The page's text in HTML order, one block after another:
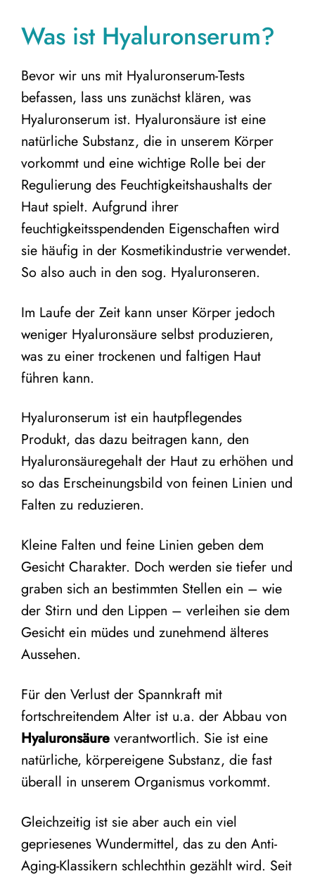
Was ist Hyaluronserum?
Bevor wir uns mit Hyaluronserum-Tests
befassen, lass uns zunächst klären, was
Hyaluronserum ist. Hyaluronsäure ist eine
natürliche Substanz, die in unserem Körper
vorkommt und eine wichtige Rolle bei der
Regulierung des Feuchtigkeitshaushalts der
Haut spielt. Aufgrund ihrer
feuchtigkeitsspendenden Eigenschaften wird
sie häufig in der Kosmetikindustrie verwendet.
So also auch in den sog. Hyaluronseren.
Im Laufe der Zeit kann unser Körper jedoch
weniger Hyaluronsäure selbst produzieren,
was zu einer trockenen und faltigen Haut
führen kann.
Hyaluronserum ist ein hautpflegendes
Produkt, das dazu beitragen kann, den
Hyaluronsäuregehalt der Haut zu erhöhen und
so das Erscheinungsbild von feinen Linien und
Falten zu reduzieren.
Kleine Falten und feine Linien geben dem
Gesicht Charakter. Doch werden sie tiefer und
graben sich an bestimmten Stellen ein – wie
der Stirn und den Lippen – verleihen sie dem
Gesicht ein müdes und zunehmend älteres
Aussehen.
Für den Verlust der Spannkraft mit
fortschreitendem Alter ist u.a. der Abbau von
Hyaluronsäure verantwortlich. Sie ist eine
natürliche, körpereigene Substanz, die fast
überall in unserem Organismus vorkommt.
Gleichzeitig ist sie aber auch ein viel
gepriesenes Wundermittel, das zu den Anti-
Aging-Klassikern schlechthin gezählt wird. Seit